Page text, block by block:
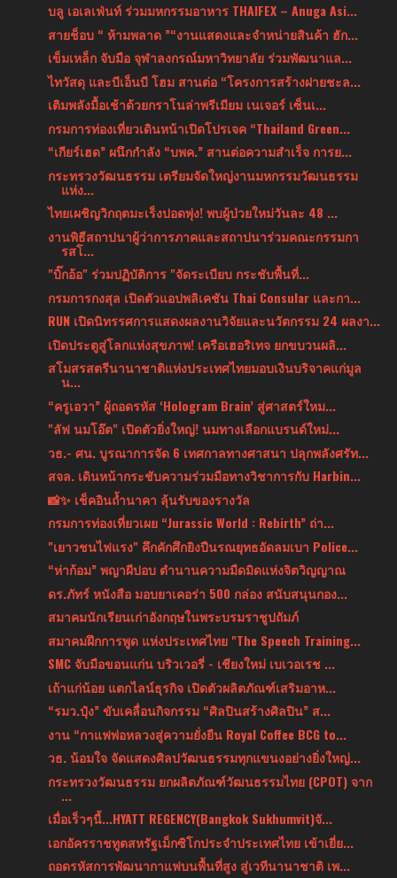
บลู เอเลเฟ่นท์ ร่วมมหกรรมอาหาร THAIFEX – Anuga Asi...
สายช็อบ “ ห้ามพลาด ”“งานแสดงและจำหน่ายสินค้า ฮัก...
เข็มเหล็ก จับมือ จุฬาลงกรณ์มหาวิทยาลัย ร่วมพัฒนาแล...
ไทวัสดุ และบีเอ็นบี โฮม สานต่อ “โครงการสร้างฝายชะล...
เติมพลังมื้อเช้าด้วยกราโนล่าพรีเมียม เนเจอร์ เซ็นเ...
กรมการท่องเที่ยวเดินหน้าเปิดโปรเจค “Thailand Green...
“เกียร์เฮด” ผนึกกำลัง “บพค.” สานต่อความสำเร็จ การย...
กระทรวงวัฒนธรรม เตรียมจัดใหญ่งานมหกรรมวัฒนธรรม
แห่ง...
ไทยเผชิญวิกฤตมะเร็งปอดพุ่ง! พบผู้ป่วยใหม่วันละ 48 ...
งานพิธีสถาปนาผู้ว่าการภาคและสถาปนาร่วมคณะกรรมกา
รสโ...
"บิ๊กอ้อ" ร่วมปฏิบัติการ "จัดระเบียบ กระชับพื้นที่...
กรมการกงสุล เปิดตัวแอปพลิเคชัน Thai Consular และกา...
RUN เปิดนิทรรศการแสดงผลงานวิจัยและนวัตกรรม 24 ผลงา...
เปิดประตูสู่โลกแห่งสุขภาพ! เครือเฮอริเทจ ยกขบวนผลิ...
สโมสรสตรีนานาชาติแห่งประเทศไทยมอบเงินบริจาคแก่มูล
น...
“ครูเอวา” ผู้ถอดรหัส ‘Hologram Brain’ สู่ศาสตร์ใหม...
"ลัฟ นมโอ๊ต" เปิดตัวยิ่งใหญ่! นมทางเลือกแบรนด์ใหม่...
วธ.- ศน. บูรณาการจัด 6 เทศกาลทางศาสนา ปลุกพลังศรัท...
สจล. เดินหน้ากระชับความร่วมมือทางวิชาการกับ Harbin...
📸✨ เช็คอินถ้ำนาคา ลุ้นรับของรางวัล
กรมการท่องเที่ยวเผย “Jurassic World : Rebirth” ถ่า...
"เยาวชนไฟแรง" คึกคักศึกยิงปืนรณยุทธอัดลมเบา Police...
“ห่าก้อม” พญาผีปอบ ตำนานความมืดมิดแห่งจิตวิญญาณ
ดร.ภัทร์ หนังสือ มอบยาเคอร่า 500 กล่อง สนับสนุนกอง...
สมาคมนักเรียนเก่าอังกฤษในพระบรมราชูปถัมภ์
สมาคมฝึกการพูด แห่งประเทศไทย "The Speech Training...
SMC จับมือขอนแก่น บริวเวอรี่ - เชียงใหม่ เบเวอเรช ...
เถ้าแก่น้อย แตกไลน์ธุรกิจ เปิดตัวผลิตภัณฑ์เสริมอาห...
“รมว.ปุ๋ง” ขับเคลื่อนกิจกรรม “ศิลปินสร้างศิลปิน” ส...
งาน “กาแฟพ่อหลวงสู่ความยั่งยืน Royal Coffee BCG to...
วธ. น้อมใจ จัดแสดงศิลปวัฒนธรรมทุกแขนงอย่างยิ่งใหญ่...
กระทรวงวัฒนธรรม ยกผลิตภัณฑ์วัฒนธรรมไทย (CPOT) จาก
...
เมื่อเร็วๆนี้...HYATT REGENCY(Bangkok Sukhumvit)จั...
เอกอัครราชทูตสหรัฐเม็กซิโกประจำประเทศไทย เข้าเยี่ย...
ถอดรหัสการพัฒนากาแฟบนพื้นที่สูง สู่เวทีนานาชาติ เพ...